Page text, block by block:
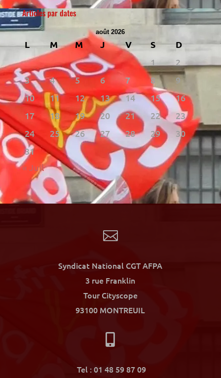
Articles par dates
août 2026
L M M J V S
D
1
2
3
4 5 6 7 8
9
10
11 12 13 14 15
16
17
18 19 20 21 22
23
24
25 26 27 28 29
30
31
« Juil

Syndicat National CGT AFPA
3 rue Franklin
Tour Cityscope
93100 MONTREUIL

Tel : 01 48 59 87 09